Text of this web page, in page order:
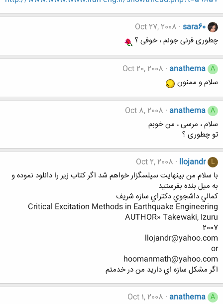
sara60
Oct 27, 2008
چطوری فرنی جونم ، خوفی ؟
A
anathema
Oct 20, 2008
سلام و ممنون
A
anathema
Oct 8, 2008
سلام ، مرسی ، من خوبم
تو چطوری ؟
L
llojandr
Oct 2, 2008
با سلام من بينهايت سپلسگزار خواهم شد اگر کتاب زير را دانلود نموده و
به ميل بنده بفرستيد
کمالي داشجوي دکتراي سازه شريف
Critical Excitation Methods in Earthquake Engineering
AUTHOR» Takewaki, Izuru
2007
llojandr@yahoo.com
or
hoomanmath@yahoo.com
اگر مشکل سازه اي داريد من در خدمتم
A
anathema
Oct 1, 2008